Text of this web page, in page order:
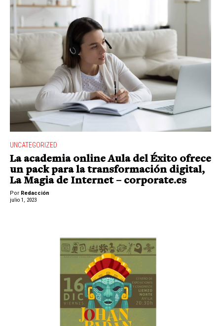
UNCATEGORIZED
La academia online Aula del Éxito ofrece
un pack para la transformación digital,
La Magia de Internet – corporate.es
Por Redacción
julio 1, 2023